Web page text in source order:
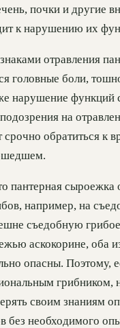
почки и другие
к нарушению их
отравления
головные боли,
нарушение функций
на
обратиться к
пантерная сыроежка
например, на
съедобную
аскокорине, оба
опасны. Поэтому,
грибником,
своим знаниям
без необходимого